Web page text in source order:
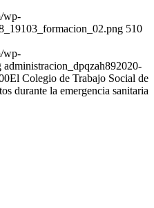
wp-
510
wp-
administracion_dpqzah892020-
El Colegio de Trabajo Social de
durante la emergencia sanitaria